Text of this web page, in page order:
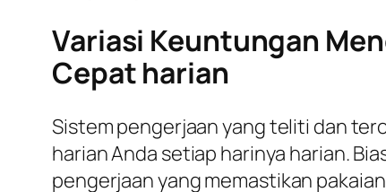
Variasi Keuntungan
Cepat harian
Sistem pengerjaan yang teliti dan
harian Anda setiap harinya harian.
pengerjaan yang memastikan